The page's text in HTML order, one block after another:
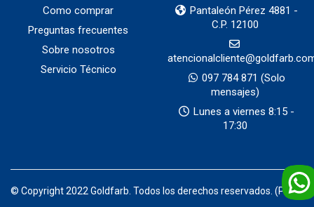
Como comprar
Preguntas frecuentes
Sobre nosotros
Servicio Técnico
Pantaleón Pérez 4881 -
C.P. 12100
097 784 871 (Solo
mensajes)
Lunes a viernes 8:15 -
17:30
© Copyright 2022 Goldfarb. Todos los derechos reservados. (Prod)